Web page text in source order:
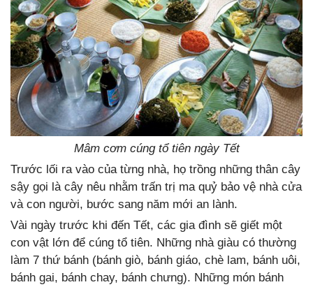
Mâm cơm cúng tổ tiên ngày Tết
Trước lối ra vào của từng nhà, họ trồng những thân cây
sậy gọi là cây nêu nhằm trấn trị ma quỷ bảo vệ nhà cửa
và con người, bước sang năm mới an lành.
Vài ngày trước khi đến Tết, các gia đình sẽ giết một
con vật lớn để cúng tổ tiên. Những nhà giàu có thường
làm 7 thứ bánh (bánh giò, bánh giáo, chè lam, bánh uôi,
bánh gai, bánh chay, bánh chưng). Những món bánh